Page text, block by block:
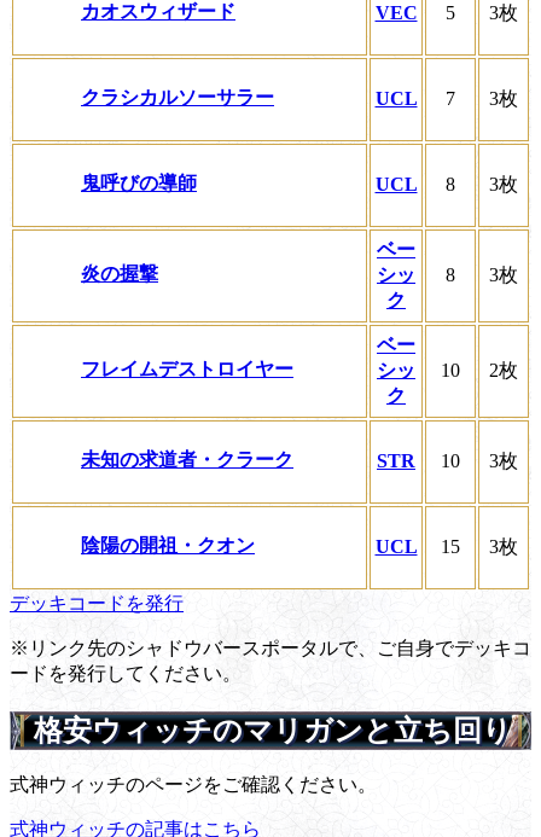
カオスウィザード VEC 5 3枚
クラシカルソーサラー UCL 7 3枚
鬼呼びの導師 UCL 8 3枚
炎の握撃
ベー
シッ
ク
8 3枚
フレイムデストロイヤー
ベー
シッ
ク
10 2枚
未知の求道者・クラーク STR 10 3枚
陰陽の開祖・クオン UCL 15 3枚
デッキコードを発行
※リンク先のシャドウバースポータルで、ご自身でデッキコ
ードを発行してください。
格安ウィッチのマリガンと立ち回り
式神ウィッチのページをご確認ください。
式神ウィッチの記事はこちら